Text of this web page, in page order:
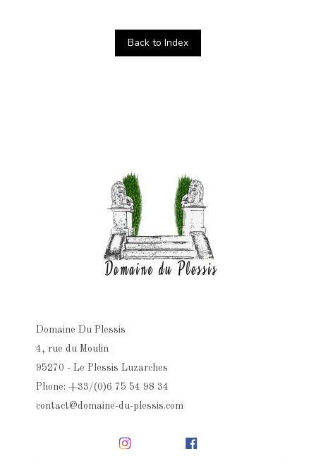
Back to Index
Domaine Du Plessis
4, rue du Moulin
95270 - Le Plessis Luzarches
Phone: +33/(0)6 75 54 98 34
contact@domaine-du-plessis.com